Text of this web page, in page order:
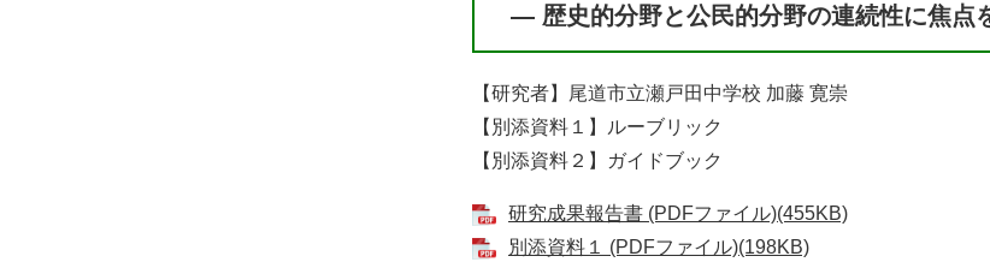
― 歴史的分野と公民的分野の連続性に焦点
【研究者】尾道市立瀬戸田中学校 加藤 寛崇
【別添資料１】ルーブリック
【別添資料２】ガイドブック
研究成果報告書 (PDFファイル)(455KB)
別添資料１ (PDFファイル)(198KB)